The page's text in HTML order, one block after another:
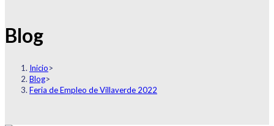
Blog
Inicio>
Blog>
Feria de Empleo de Villaverde 2022